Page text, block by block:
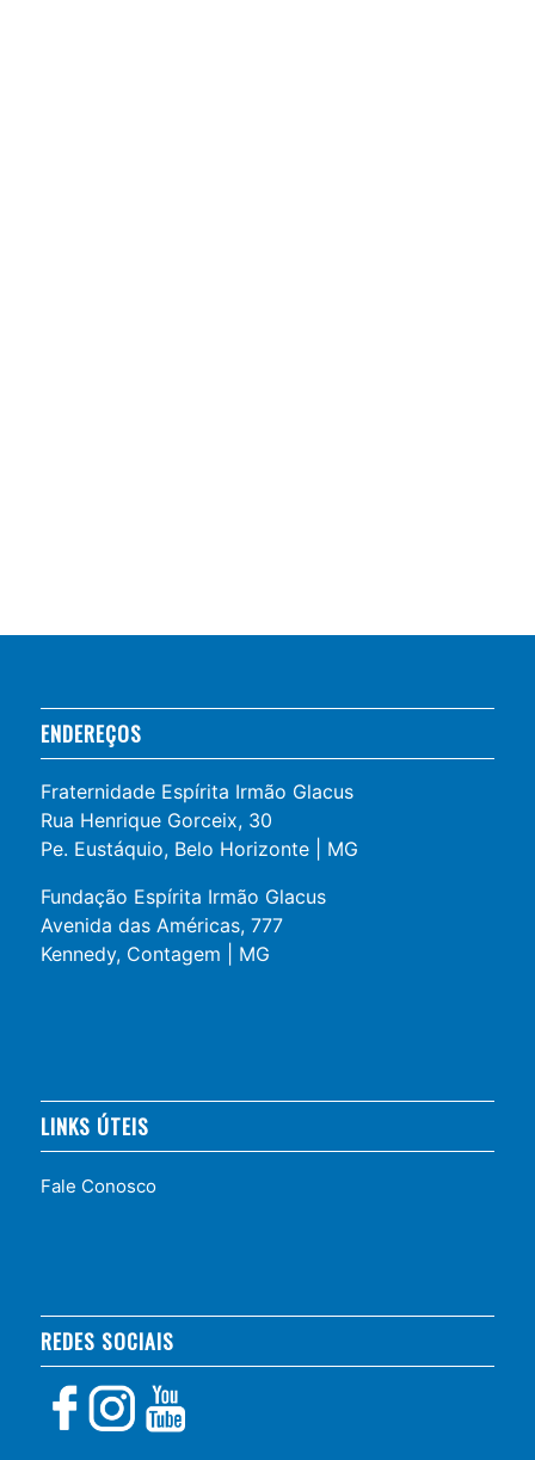
ENDEREÇOS
Fraternidade Espírita Irmão Glacus
Rua Henrique Gorceix, 30
Pe. Eustáquio, Belo Horizonte | MG
Fundação Espírita Irmão Glacus
Avenida das Américas, 777
Kennedy, Contagem | MG
LINKS ÚTEIS
Fale Conosco
REDES SOCIAIS